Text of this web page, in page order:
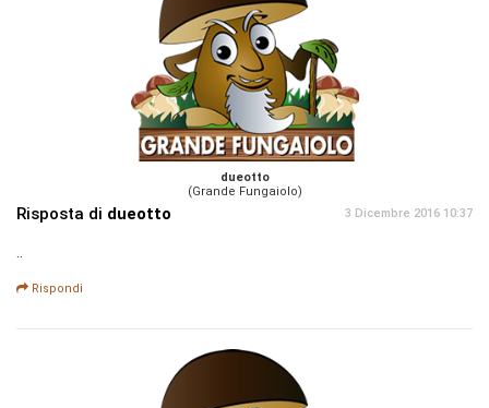
dueotto
(Grande Fungaiolo)
Risposta di dueotto 3 Dicembre 2016 10:37
..
Rispondi